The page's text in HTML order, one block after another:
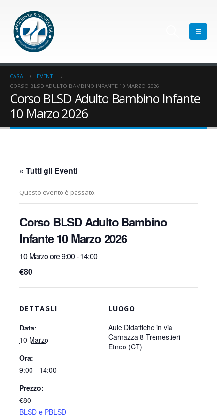
CASA
EVENTI
CORSO BLSD ADULTO BAMBINO INFANTE 10 MARZO 2026
Corso BLSD Adulto Bambino Infante
10 Marzo 2026
« Tutti gli Eventi
Questo evento è passato.
Corso BLSD Adulto Bambino
Infante 10 Marzo 2026
10 Marzo ore 9:00-14:00
€80
DETTAGLI
Data:
10 Marzo
Ora:
9:00 - 14:00
Prezzo:
€80
BLSD e PBLSD
LUOGO
Aule Didattiche in via
Carnazza 8 Tremestieri
Etneo (CT)